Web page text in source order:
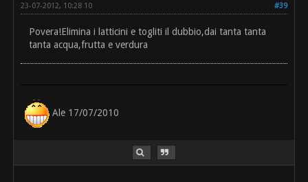
#39
23-07-2012, 10:28 10
Povera!Elimina i latticini e togliti il dubbio,dai tanta tanta
tanta acqua,frutta e verdura
Ale 17/07/2010